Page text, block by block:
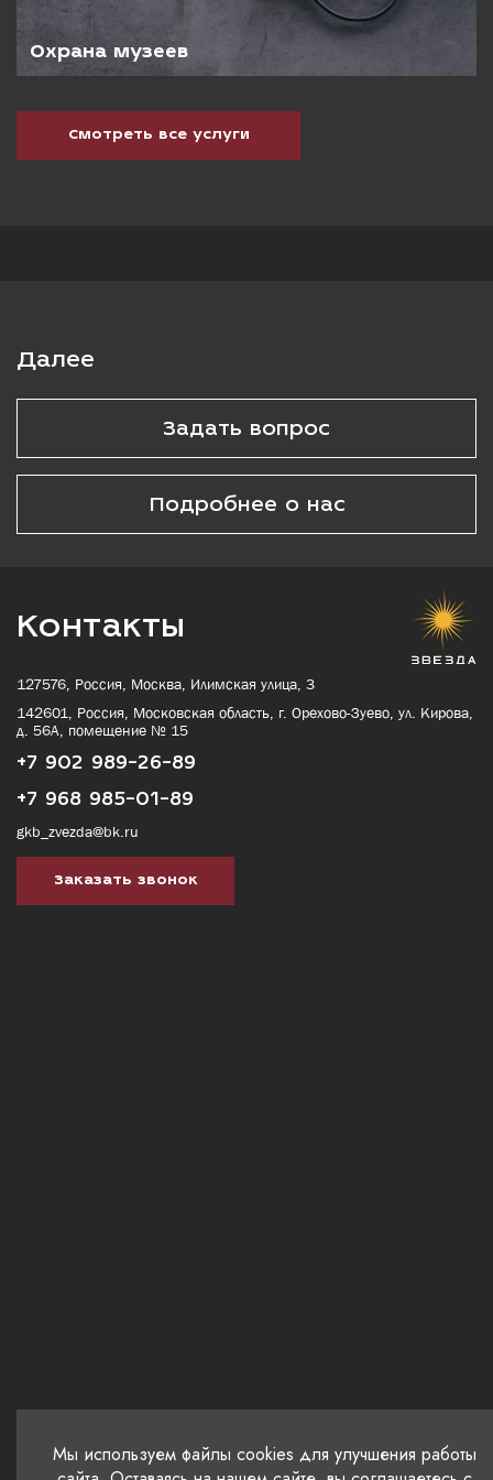
сколько стоит личная охрана в его случае. Мы рассчитаем вам
стоимость личной охраны в сутки и на длительный срок.
Компании, предоставляющие услуги личной охраны в Москве,
выбирать профессиональные организации с опытом работы в
данной сфере, которые могут обеспечить надежную и эффективную
защиту. Частные охранники должны обладать соответствующей
Охрана музеев
Смотреть все услуги
Далее
Задать вопрос
Подробнее о нас
Контакты
127576, Россия, Москва, Илимская улица, 3
142601, Россия, Московская область, г. Орехово-Зуево, ул. Кирова,
д. 56А, помещение № 15
+7 902 989-26-89
+7 968 985-01-89
gkb_zvezda@bk.ru
Заказать звонок
Мы используем файлы cookies для улучшения работы